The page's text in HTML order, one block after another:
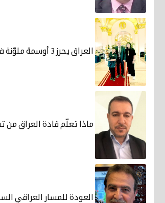
العراق يحرز 3 أوسمة ملوّنة في بطولة العرب بالشطرنج
ماذا تعلّم قادة العراق من
العودة للمسار العراقي